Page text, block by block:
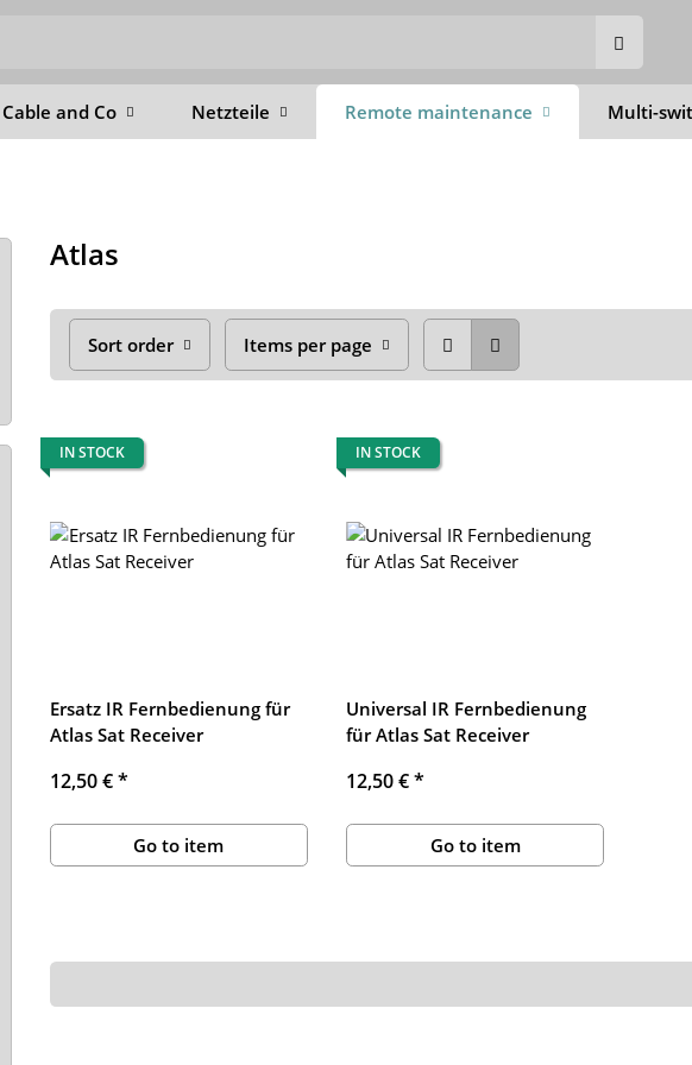
Cable and Co Netzteile Remote maintenance Multi-
Atlas
Sort order Items per page
IN STOCK
Ersatz IR Fernbedienung für
Atlas Sat Receiver
12,50 €*
Go to item
IN STOCK
Universal IR Fernbedienung
für Atlas Sat Receiver
12,50 €*
Go to item